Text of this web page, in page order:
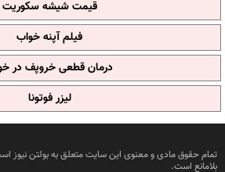
قیمت شیشه سکوریت
فیلم آپنه خواب
درمان قطعی خروپف در
لیزر فوتونا
تمام حقوق مادی و معنوی این سایت متعلق به بولتن نیوز
بلامانع است.